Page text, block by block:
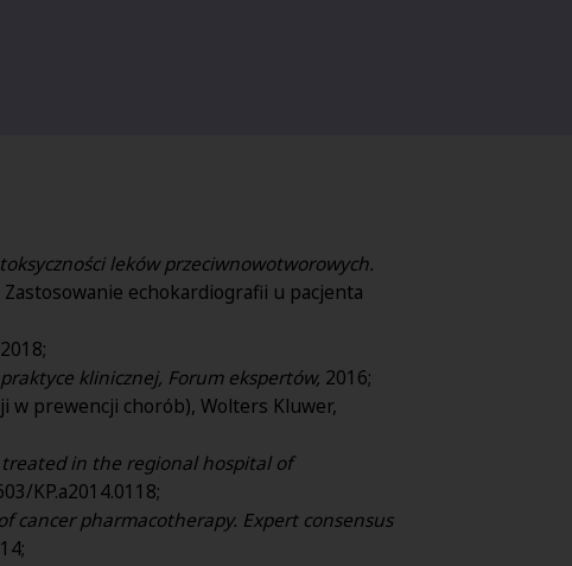
leków przeciwnowotworowych.
Zastosowanie echokardiografii u pacjenta
klinicznej, Forum ekspertów, 2016;
w prewencji chorób), Wolters Kluwer,
in the regional hospital of
KP.a2014.0118;
cancer pharmacotherapy. Expert consensus